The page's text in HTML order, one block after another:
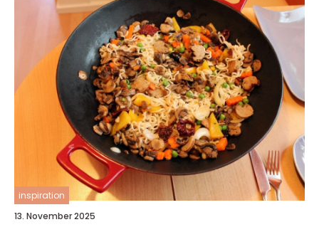
inspiration
13. November 2025